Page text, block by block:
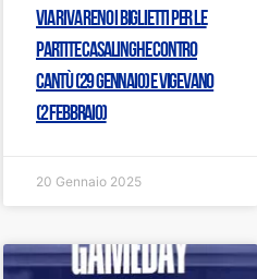
via Riva Reno i biglietti per le
partite casalinghe contro
Cantù (29 gennaio) e Vigevano
(2 febbraio)
20 Gennaio 2025